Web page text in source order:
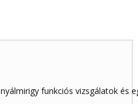
funkciós vizsgálatok és